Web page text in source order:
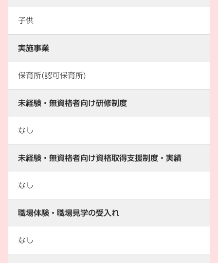
子供
実施事業
保育所(認可保育所)
未経験・無資格者向け研修制度
なし
未経験・無資格者向け資格取得支援制度・実績
なし
職場体験・職場見学の受入れ
なし